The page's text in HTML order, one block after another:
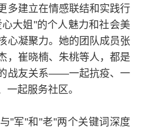
多建立在情感联结和实践行
大姐"的个人魅力和社会美
心凝聚力。她的团队成员张
，崔晓楠、朱桃等人，都是
战友关系——一起抗疫、一
一起服务社区。
"军"和"老"两个关键词深度